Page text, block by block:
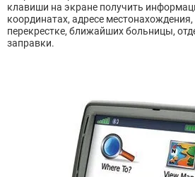
клавиши на экране получить
координатах, адресе
перекрестке, ближайших больницы,
заправки.